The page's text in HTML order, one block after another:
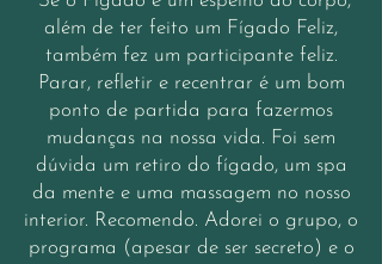
além de ter feito um Fígado Feliz,
também fez um participante feliz.
Parar, refletir e recentrar é um bom
ponto de partida para fazermos
mudanças na nossa vida. Foi sem
dúvida um retiro do fígado, um spa
da mente e uma massagem no nosso
interior. Recomendo. Adorei o grupo, o
programa (apesar de ser secreto) e o